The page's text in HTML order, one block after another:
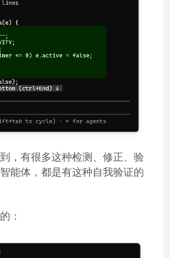
，有很多这种检测、修正、验
能体，都是有这种自我验证的
：